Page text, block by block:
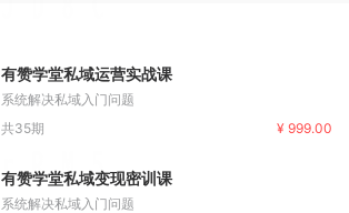
有赞学堂私域运营实战课
系统解决私域入门问题
共35期
¥ 999.00
有赞学堂私域变现密训课
系统解决私域入门问题